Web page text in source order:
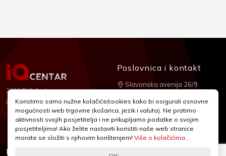
2026 © IQ Centar
Izrada:Nubilus
Informacije Podrška
Poslovnica i kontakt
Slavonska avenija 26/9
+385 1 2455 950
webshop@iqcentar.hr
Pon - Pet od 9 - 17h
Koristimo samo nužne kolačiće/cookies kako bi osigurali osnovne
mogućnosti web trgovine (košarica, jezik i valuta). Ne pratimo
aktivnosti svojih posjetitelja i ne prikupljamo podatke o svojim
posjetiteljima! Ako želite nastaviti koristiti naše web stranice
morate se složiti s njihovim korištenjem! Više o kolačićima...